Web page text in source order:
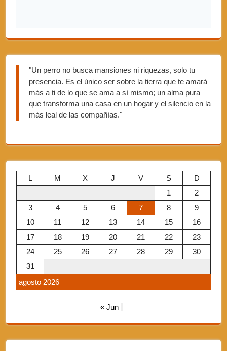
"Un perro no busca mansiones ni riquezas, solo tu
presencia. Es el único ser sobre la tierra que te amará
más a ti de lo que se ama a sí mismo; un alma pura
que transforma una casa en un hogar y el silencio en la
más leal de las compañías."
agosto 2026
L M X J V S
D
1
2
3
4 5 6 7 8
9
10
11 12 13 14 15
16
17
18 19 20 21 22
23
24
25 26 27 28 29
30
31
« Jun